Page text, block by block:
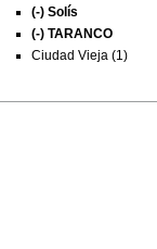
(-) Solís
(-) TARANCO
Ciudad Vieja (1)